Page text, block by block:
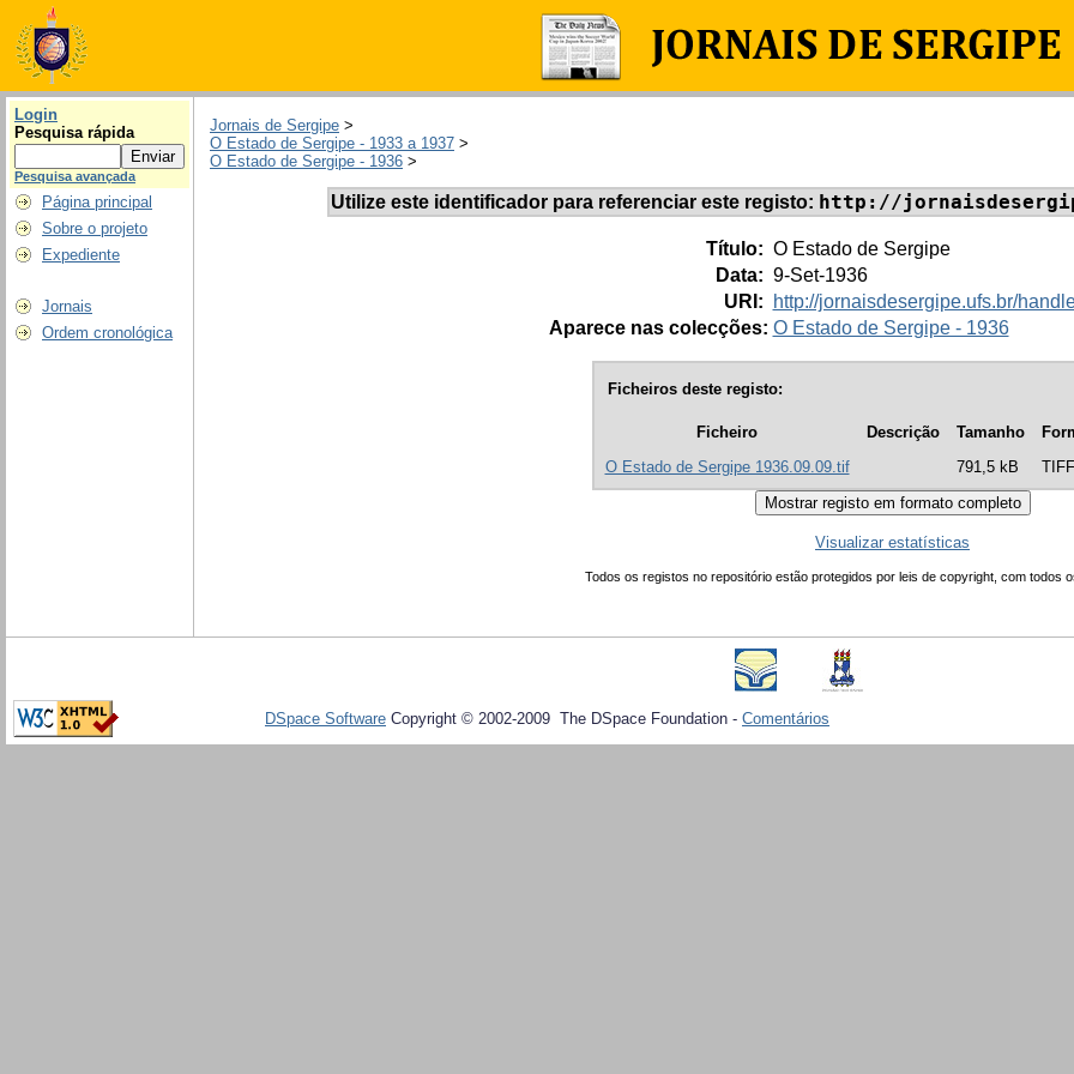
Login
Pesquisa rápida
Pesquisa avançada
Página principal
Sobre o projeto
Expediente
Jornais
Ordem cronológica
Jornais de Sergipe >
O Estado de Sergipe - 1933 a 1937 >
O Estado de Sergipe - 1936 >
Utilize este identificador para referenciar este registo: http://
Título: O Estado de Sergipe
Data: 9-Set-1936
URI:
http://jornaisdesergipe.ufs.br/
Aparece nas colecções: O Estado de Sergipe - 1936
Ficheiros deste registo:
Ficheiro Descrição Tamanho
O Estado de Sergipe 1936.09.09.tif
791,5 kB TIFF
Visualizar estatísticas
Todos os registos no repositório estão protegidos por leis de copyright, com todos
DSpace Software Copyright © 2002-2009 The DSpace Foundation - Comentários